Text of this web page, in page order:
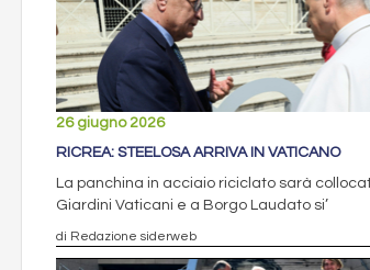
26 giugno 2026
RICREA: STEELOSA ARRIVA IN VATICANO
La panchina in acciaio riciclato sarà
Giardini Vaticani e a Borgo Laudato si’
di Redazione siderweb